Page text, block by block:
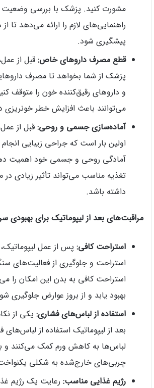
مشورت کنید. پزشک با بررسی وضعیت
راهنمایی‌های لازم را ارائه می‌دهد تا
پیشگیری شود.
قطع مصرف داروهای خاص: قبل از
پزشک از شما بخواهد تا مصرف
و داروهای رقیق‌کننده خون را متوقف
می‌توانند باعث افزایش خطر
آماده‌سازی جسمی و روحی: قبل از
اولین بار است که جراحی زیبایی
آمادگی روحی و جسمی خود اهمیت
تغذیه مناسب می‌تواند تأثیر زیادی
داشته باشد.
مراقبت‌های بعد از لیپوماتیک برای بهبودی
استراحت کافی: پس از عمل
استراحت و جلوگیری از فعالیت‌های
استراحت کافی به بدن این امکان را
بهبود یابد و از بروز عوارض جلوگیری
استفاده از لباس‌های فشاری: یکی از
بعد از لیپوماتیک استفاده از
لباس‌ها به کاهش ورم کمک می‌کنند و
چربی‌های خارج‌شده به شکلی
رژیم غذایی مناسب: رعایت یک رژیم